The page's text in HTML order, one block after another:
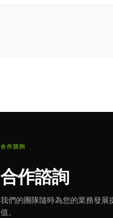
合作諮詢
合作諮詢
我們的團隊隨時為您的業務發
值。